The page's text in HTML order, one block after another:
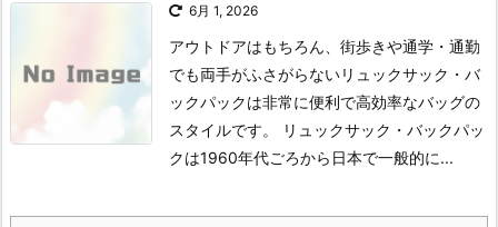
6月 1, 2026
アウトドアはもちろん、街歩きや通学・通勤
でも両手がふさがらないリュックサック・バ
ックパックは非常に便利で高効率なバッグの
スタイルです。 リュックサック・バックパッ
クは1960年代ごろから日本で一般的に...